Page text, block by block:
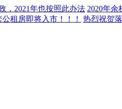
，2021年也按照此办法 2020年余
租房即将入市！！！ 热烈祝贺